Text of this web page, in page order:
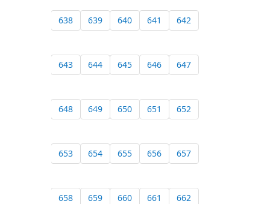
638 639 640 641 642
643 644 645 646 647
648 649 650 651 652
653 654 655 656 657
658 659 660 661 662